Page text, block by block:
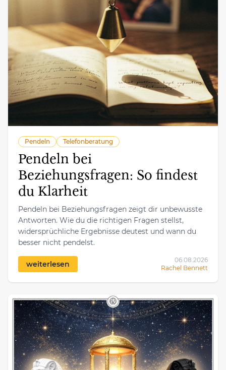
Pendeln Telefonberatung
Pendeln bei
Beziehungsfragen: So findest
du Klarheit
Pendeln bei Beziehungsfragen zeigt dir unbewusste
Antworten. Wie du die richtigen Fragen stellst,
widersprüchliche Ergebnisse deutest und wann du
besser nicht pendelst.
weiterlesen
06.08.2026
Rachel Bennett